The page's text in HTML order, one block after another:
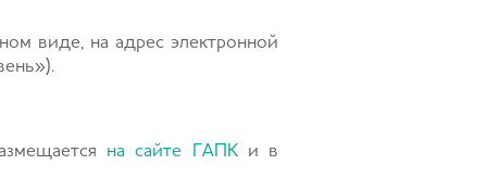
виде, на адрес электронной
на сайте ГАПКи в